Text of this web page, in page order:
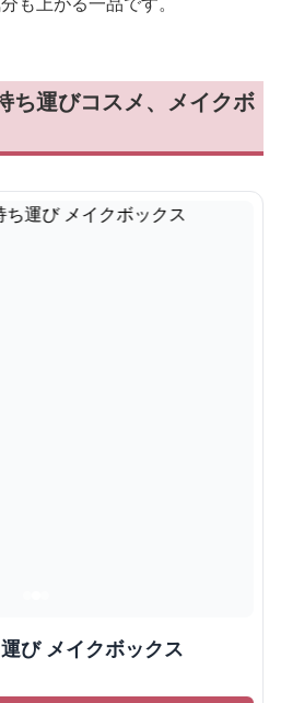
ち運びコスメ、メイクボ
び メイクボックス